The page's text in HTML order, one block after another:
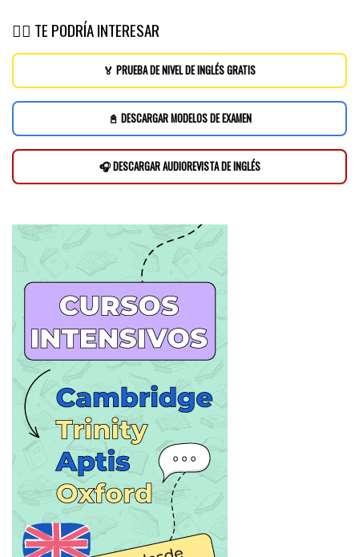
👉🏽 TE PODRÍA INTERESAR
🏅 PRUEBA DE NIVEL DE INGLÉS GRATIS
📓 DESCARGAR MODELOS DE EXAMEN
🎧 DESCARGAR AUDIOREVISTA DE INGLÉS